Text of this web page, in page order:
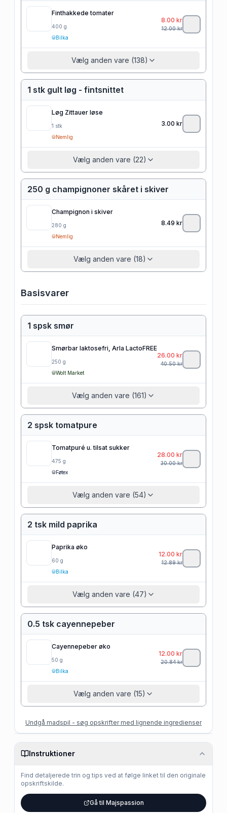
Finthakkede tomater
400 g
Bilka
8.00 kr
12.00kr
Vælg anden vare (138)
1 stk gult løg - fintsnittet
Løg Zittauer løse
1 stk
Nemlig
3.00 kr
Vælg anden vare (22)
250 g champignoner skåret i skiver
Champignon i skiver
280 g
Nemlig
8.49 kr
Vælg anden vare (18)
Basisvarer
1 spsk smør
Smørbar laktosefri, Arla LactoFREE
250 g
Wolt Market
26.00 kr
40.50kr
Vælg anden vare (161)
2 spsk tomatpure
Tomatpuré u. tilsat sukker
475 g
Føtex
28.00 kr
30.00kr
Vælg anden vare (54)
2 tsk mild paprika
Paprika øko
60 g
Bilka
12.00 kr
12.89kr
Vælg anden vare (47)
0.5 tsk cayennepeber
Cayennepeber øko
50 g
Bilka
12.00 kr
20.84kr
Vælg anden vare (15)
Undgå madspil - søg opskrifter med lignende ingredienser
Instruktioner
Find detaljerede trin og tips ved at følge linket til den originale
opskriftskilde.
Gå til Majspassion